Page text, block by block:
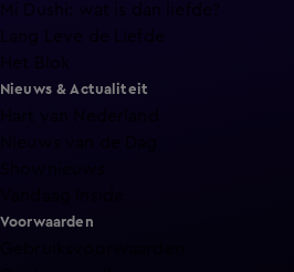
Mi Dushi: wat is dan liefde?
Lang Leve de Liefde
Het Blok
Nieuws & Actualiteit
Voorwaarden